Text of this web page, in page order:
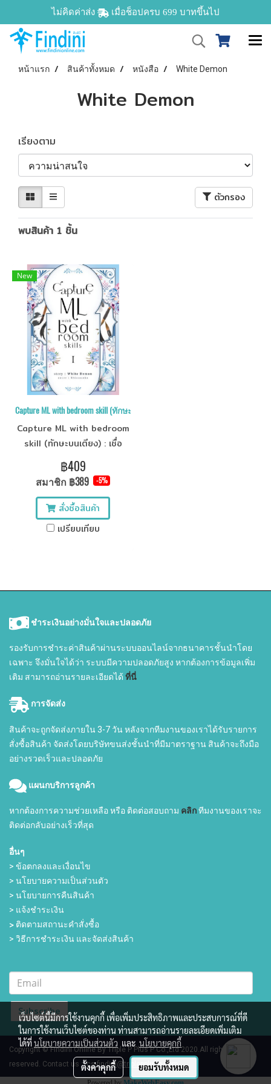
ไม่คิดค่าส่ง เมื่อช็อปครบ 699 บาทขึ้นไป
หน้าแรก สินค้าทั้งหมด หนังสือ White Demon
White Demon
เรียงตาม
ตัวกรอง
พบสินค้า 1 ชิ้น
New
Capture ML with bedroom skill (ทักษะบนเตียง) เล่ม 1
Capture ML with bedroom
skill (ทักษะบนเตียง) : เชื่อ
ระบบเถอะ คุณชอบแบบนี้ (4
เล่มจบ)
฿409
สมาชิก ฿389 -5%
สั่งซื้อสินค้า
เปรียบเทียบ
ชำระเงินอย่างมั่นใจและปลอดภัย
รองรับการชำระค่าสินค้าผ่านระบบออนไลน์จากธนาคารชั้นนำโดย
เฉพาะ จึงมั่นใจได้ว่า ระบบมีความปลอดภัยสูง หากต้องการข้อมูลเพิ่ม
เติม สามารถอ่านรายละเอียดได้ ที่นี่
การจัดส่ง
สินค้าจะถูกจัดส่งภายใน 3-7 วัน หลังจากทีมงานของเราได้รับรายการ
สั่งซื้อสินค้า จัดส่งโดยบริษัทขนส่งชั้นนำที่มีมาตราฐาน สินค้าจะถึงมือ
อย่างรวดเร็วและปลอดภัย
แผนกบริการลูกค้า
หากต้องการความช่วยเหลือ หรือ ติดต่อสอบถาม คลิกทีมงานของเราจะ
ติดต่อกลับอย่างเร็วที่สุด
อื่นๆ
> ข้อตกลงและเงื่อนไข
> นโยบายความเป็นส่วนตัว
> นโยบายการคืนสินค้า
> แจ้งชำระเงิน
> ติดตามสถานะคำสั่งซื้อ
> วิธีการชำระเงิน และจัดส่งสินค้า
Subscribe
Copyright © Findini Online By Triple P Plus P Co.,Ltd 2020.All rights
reserved. Contact us :cs-findini@triplepplusp.com
เว็บไซต์นี้มีการใช้งานคุกกี้ เพื่อเพิ่มประสิทธิภาพและประสบการณ์ที่ดี
ในการใช้งานเว็บไซต์ของท่าน ท่านสามารถอ่านรายละเอียดเพิ่มเติม
ได้ที่นโยบายความเป็นส่วนตัว และ นโยบายคุกกี้
ตั้งค่าคุกกี้ ยอมรับทั้งหมด